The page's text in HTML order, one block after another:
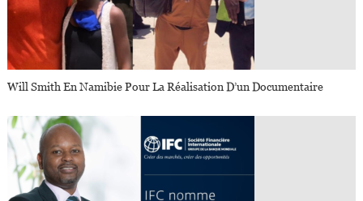
Will Smith En Namibie Pour La Réalisation D’un Documentaire